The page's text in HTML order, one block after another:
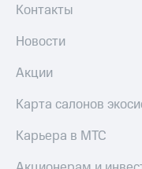
Контакты
Новости
Акции
Карта салонов
Карьера в МТС